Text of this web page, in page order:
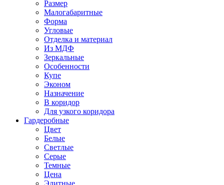
Размер
Малогабаритные
Форма
Угловые
Отделка и материал
Из МДФ
Зеркальные
Особенности
Купе
Эконом
Назначение
В коридор
Для узкого коридора
Гардеробные
Цвет
Белые
Светлые
Серые
Темные
Цена
Элитные